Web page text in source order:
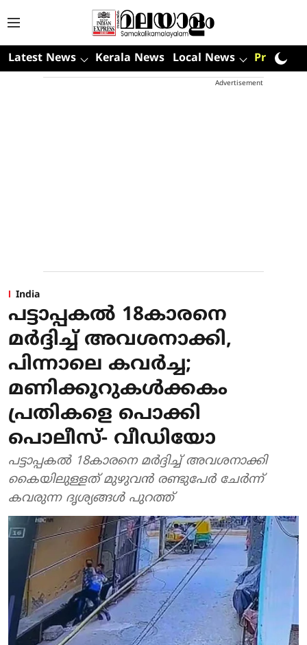
Latest News Kerala News Local News Premium
Advertisement
India
പട്ടാപ്പകല്‍ 18കാരനെ
മര്‍ദ്ദിച്ച് അവശനാക്കി,
പിന്നാലെ കവര്‍ച്ച;
മണിക്കൂറുകള്‍ക്കകം
പ്രതികളെ പൊക്കി
പൊലീസ്- വീഡിയോ
പട്ടാപ്പകല്‍ 18കാരനെ മര്‍ദ്ദിച്ച് അവശനാക്കി
കൈയിലുള്ളത് മുഴുവന്‍ രണ്ടുപേര്‍ ചേര്‍ന്ന്
കവരുന്ന ദൃശ്യങ്ങള്‍ പുറത്ത്